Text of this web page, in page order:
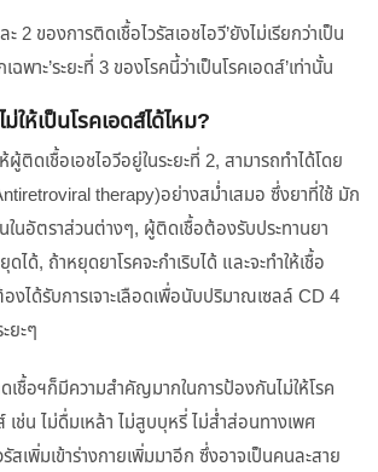
2 ของการติดเชื้อไวรัสเอชไอวี’ยังไม่เรียกว่าเป็น
เฉพาะ’ระยะที่ 3 ของโรคนี้ว่าเป็นโรคเอดส์’เท่านั้น
ให้เป็นโรคเอดส์ได้ไหม?
ติดเชื้อเอชไอวีอยู่ในระยะที่ 2, สามารถทำได้โดย
therapy)อย่างสม่ำเสมอ ซึ่งยาที่ใช้ มัก
ในอัตราส่วนต่างๆ, ผู้ติดเชื้อต้องรับประทานยา
ได้, ถ้าหยุดยาโรคจะกำเริบได้ และจะทำให้เชื้อ
งได้รับการเจาะเลือดเพื่อนับปริมาณเซลล์ CD 4
ยะๆ
ชื้อฯก็มีความสำคัญมากในการป้องกันไม่ให้โรค
เช่น ไม่ดื่มเหล้า ไม่สูบบุหรี่ ไม่ส่ำส่อนทางเพศ
รัสเพิ่มเข้าร่างกายเพิ่มมาอีก ซึ่งอาจเป็นคนละสาย